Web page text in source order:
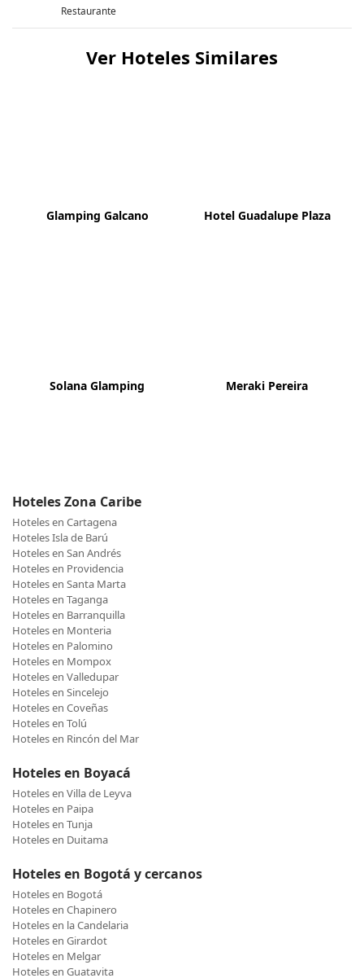
Restaurante
Ver Hoteles Similares
Glamping Galcano Hotel Guadalupe Plaza
Solana Glamping Meraki Pereira
Hoteles Zona Caribe
Hoteles en Cartagena
Hoteles Isla de Barú
Hoteles en San Andrés
Hoteles en Providencia
Hoteles en Santa Marta
Hoteles en Taganga
Hoteles en Barranquilla
Hoteles en Monteria
Hoteles en Palomino
Hoteles en Mompox
Hoteles en Valledupar
Hoteles en Sincelejo
Hoteles en Coveñas
Hoteles en Tolú
Hoteles en Rincón del Mar
Hoteles en Boyacá
Hoteles en Villa de Leyva
Hoteles en Paipa
Hoteles en Tunja
Hoteles en Duitama
Hoteles en Bogotá y cercanos
Hoteles en Bogotá
Hoteles en Chapinero
Hoteles en la Candelaria
Hoteles en Girardot
Hoteles en Melgar
Hoteles en Guatavita